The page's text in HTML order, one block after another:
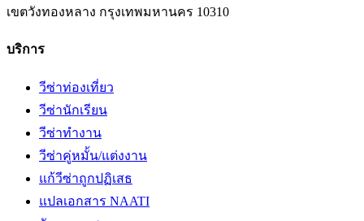
เขตวังทองหลาง กรุงเทพมหานคร 10310
บริการ
วีซ่าท่องเที่ยว
วีซ่านักเรียน
วีซ่าทำงาน
วีซ่าคู่หมั้น/แต่งงาน
แก้วีซ่าถูกปฏิเสธ
แปลเอกสาร NAATI